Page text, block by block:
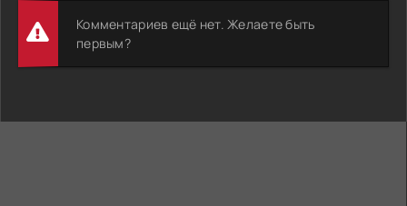
Комментариев ещё нет. Желаете быть
первым?